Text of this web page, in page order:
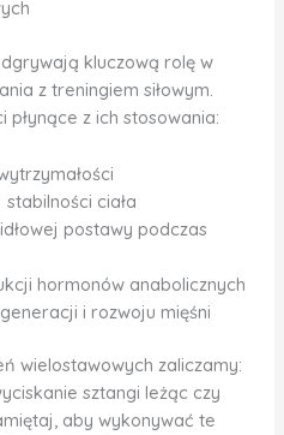
kluczową rolę w
z treningiem siłowym.
z ich stosowania:
ciała
postawy podczas
hormonów anabolicznych
i rozwoju mięśni
wielostawowych zaliczamy:
sztangi leżąc czy
aby wykonywać te